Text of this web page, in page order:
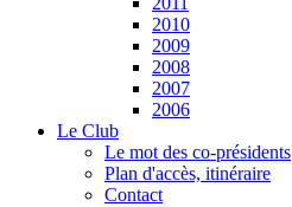
2010
2009
2008
2007
2006
Le Club
Le mot des co-présidents
Plan d'accès, itinéraire
Contact